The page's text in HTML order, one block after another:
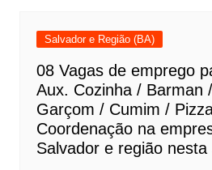
Salvador e Região (BA)
08 Vagas de emprego
Aux. Cozinha / Barman
Garçom / Cumim /
Coordenação na
Salvador e região